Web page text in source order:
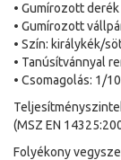
• Gumírozott derék
• Gumírozott
• Szín: királykék/
• Tanúsítvánnyal
• Csomagolás: 1/10
(MSZ EN
Folyékony